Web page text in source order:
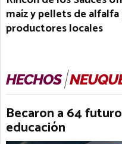
maíz y pellets de alfalfa
productores locales
Becaron a 64
educación